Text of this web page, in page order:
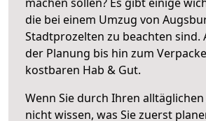
die bei einem Umzug von
Stadtprozelten zu beachten sind.
der Planung bis hin zum
kostbaren Hab & Gut.
Wenn Sie durch Ihren
nicht wissen, was Sie zuerst